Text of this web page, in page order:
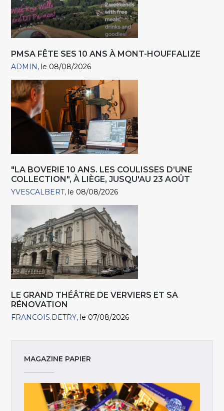
PMSA FÊTE SES 10 ANS À MONT-HOUFFALIZE
ADMIN le 08/08/2026
"LA BOVERIE 10 ANS. LES COULISSES D’UNE
COLLECTION", À LIÈGE, JUSQU'AU 23 AOÛT
YVESCALBERT le 08/08/2026
LE GRAND THÉÂTRE DE VERVIERS ET SA
RÉNOVATION
FRANCOIS.DETRY le 07/08/2026
MAGAZINE PAPIER